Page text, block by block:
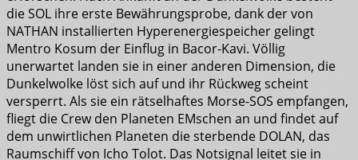
die SOL ihre erste Bewährungsprobe, dank der von
NATHAN installierten Hyperenergiespeicher gelingt
Mentro Kosum der Einflug in Bacor-Kavi. Völlig
unerwartet landen sie in einer anderen Dimension, die
Dunkelwolke löst sich auf und ihr Rückweg scheint
versperrt. Als sie ein rätselhaftes Morse-SOS empfangen,
fliegt die Crew den Planeten EMschen an und findet auf
dem unwirtlichen Planeten die sterbende DOLAN, das
Raumschiff von Icho Tolot. Das Notsignal leitet sie in